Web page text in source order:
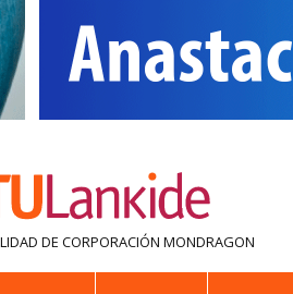
DE CORPORACIÓN MONDRAGON